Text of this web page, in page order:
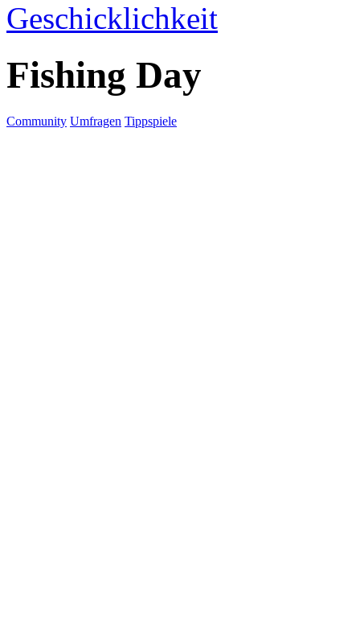
Geschicklichkeit
Fishing Day
Community Umfragen Tippspiele